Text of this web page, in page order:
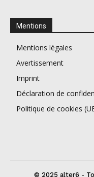
Mentions
Mentions légales
Avertissement
Imprint
Déclaration de
Politique de cookies
© 2025 alter6 -